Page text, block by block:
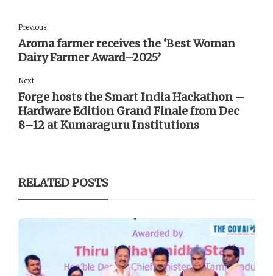
Previous
Aroma farmer receives the ‘Best Woman
Dairy Farmer Award–2025’
Next
Forge hosts the Smart India Hackathon –
Hardware Edition Grand Finale from Dec
8–12 at Kumaraguru Institutions
RELATED POSTS